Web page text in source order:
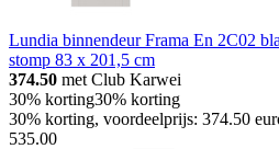
Lundia binnendeur Frama En 2C02
stomp 83 x 201,5 cm
374.50 met Club Karwei
30% korting30% korting
30% korting, voordeelprijs: 374.50
535.00